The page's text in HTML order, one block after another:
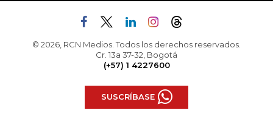
© 2026, RCN Medios. Todos los derechos reservados.
Cr. 13a 37-32, Bogotá
(+57) 1 4227600
SUSCRÍBASE